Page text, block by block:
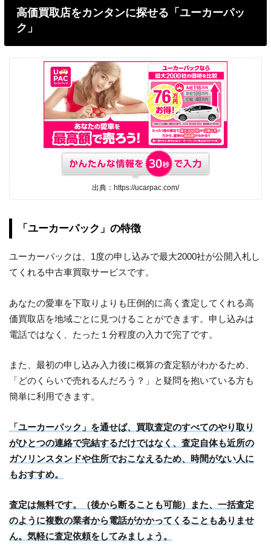
高価買取店をカンタンに探せる「ユーカーパッ
ク」
出典：https://ucarpac.com/
「ユーカーパック」の特徴
ユーカーパックは、1度の申し込みで最大2000社が公開入札し
てくれる中古車買取サービスです。
あなたの愛車を下取りよりも圧倒的に高く査定してくれる高
価買取店を地域ごとに見つけることができます。申し込みは
電話ではなく、たった１分程度の入力で完了です。
また、最初の申し込み入力後に概算の査定額がわかるため、
「どのくらいで売れるんだろう？」と疑問を抱いている方も
簡単に利用できます。
「ユーカーパック」を通せば、買取査定のすべてのやり取り
がひとつの連絡で完結するだけではなく、査定自体も近所の
ガソリンスタンドや住所でおこなえるため、時間がない人に
もおすすめ。
査定は無料です。（後から断ることも可能）また、一括査定
のように複数の業者から電話がかかってくることもありませ
ん。気軽に査定依頼をしてみましょう。